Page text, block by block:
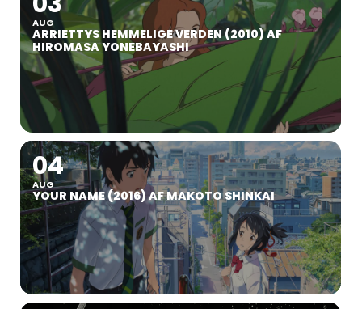
AUG
ARRIETTYS HEMMELIGE VERDEN (2010) AF
HIROMASA YONEBAYASHI
04
AUG
YOUR NAME (2016) AF MAKOTO SHINKAI